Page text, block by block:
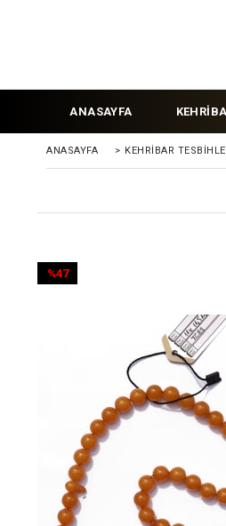
ANASAYFA
ANASAYFA > KEHRIBAR
%47